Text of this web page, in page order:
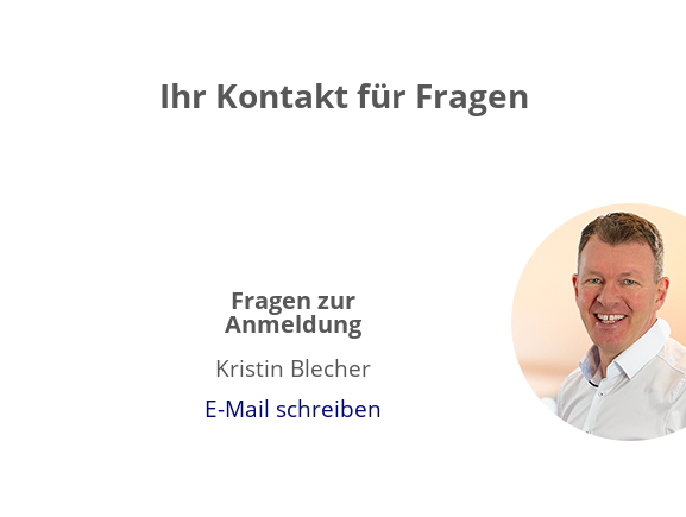
Ihr Kontakt für Fragen
Fragen zur
Anmeldung
Kristin Blecher
E-Mail schreiben